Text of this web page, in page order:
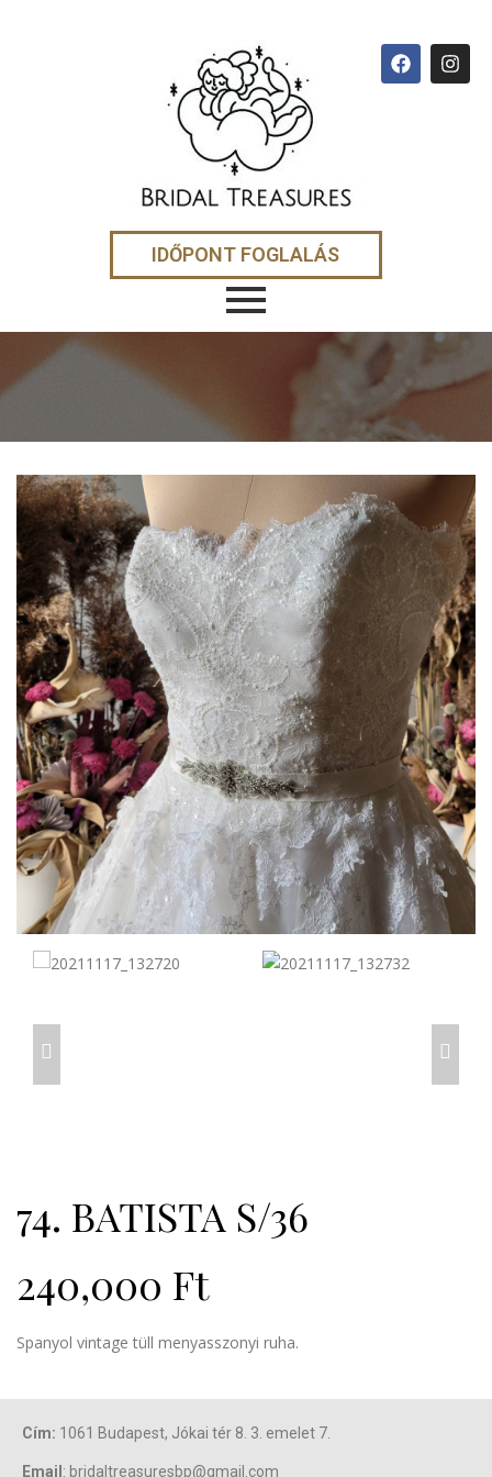
IDŐPONT FOGLALÁS
prev next
74. BATISTA S/36
240,000 Ft
Spanyol vintage tüll menyasszonyi ruha.
Cím: 1061 Budapest, Jókai tér 8. 3. emelet 7.
Email: bridaltreasuresbp@gmail.com